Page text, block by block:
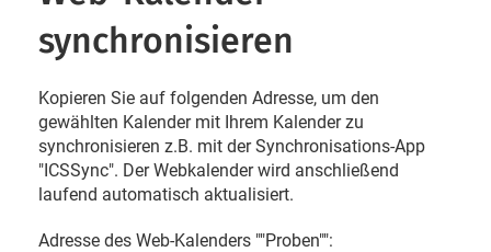
synchronisieren
Kopieren Sie auf folgenden Adresse, um den
gewählten Kalender mit Ihrem Kalender zu
synchronisieren z.B. mit der Synchronisations-App
"ICSSync". Der Webkalender wird anschließend
laufend automatisch aktualisiert.
Adresse des Web-Kalenders ""Proben"":